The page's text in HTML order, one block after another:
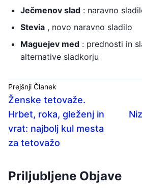
Ječmenov slad : naravno
Stevia , novo naravno sladilo
Maguejev med : prednosti in
alternative sladkorju
Prejšnji Članek
Ženske tetovaže.
Hrbet, roka, gleženj in
vrat: najbolj kul mesta
za tetovažo
Priljubljene Objave